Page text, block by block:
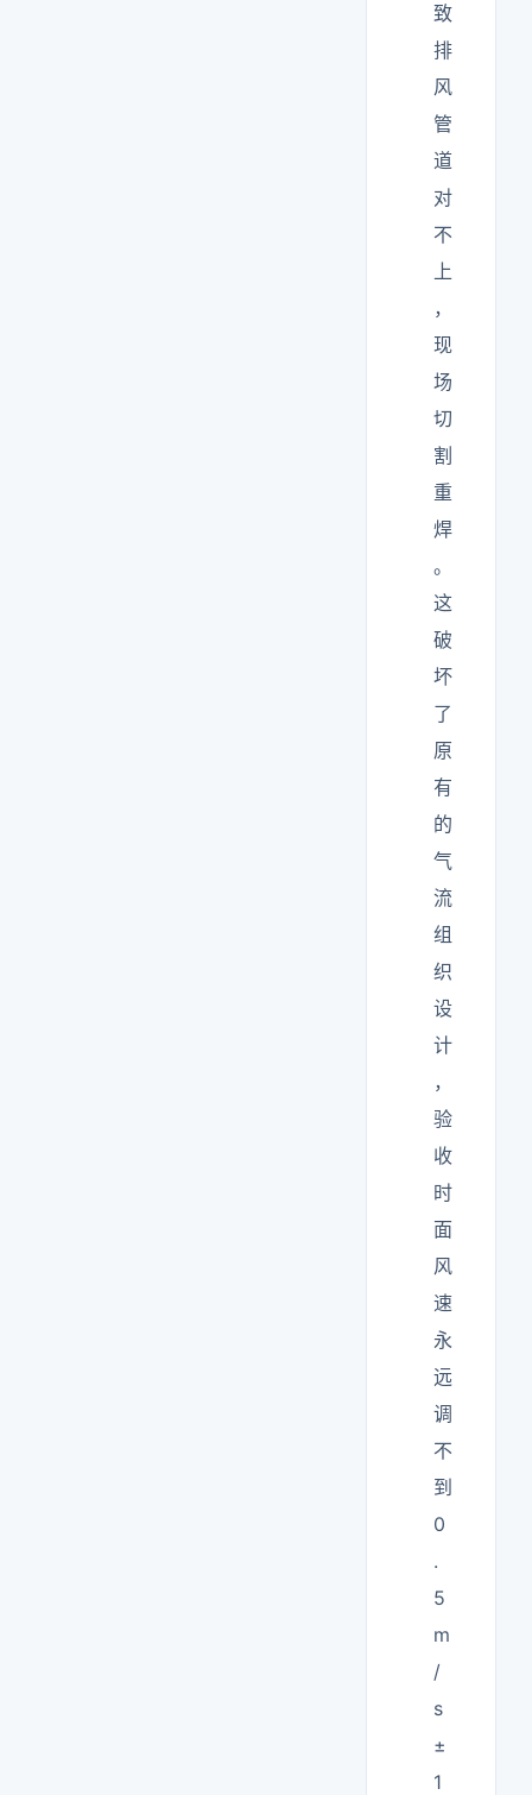
致
排
风
管
道
对
不
上
，
现
场
切
割
重
焊
。
这
破
坏
了
原
有
的
气
流
组
织
设
计
，
验
收
时
面
风
速
永
远
调
不
到
0
.
5
m
/
s
±
1